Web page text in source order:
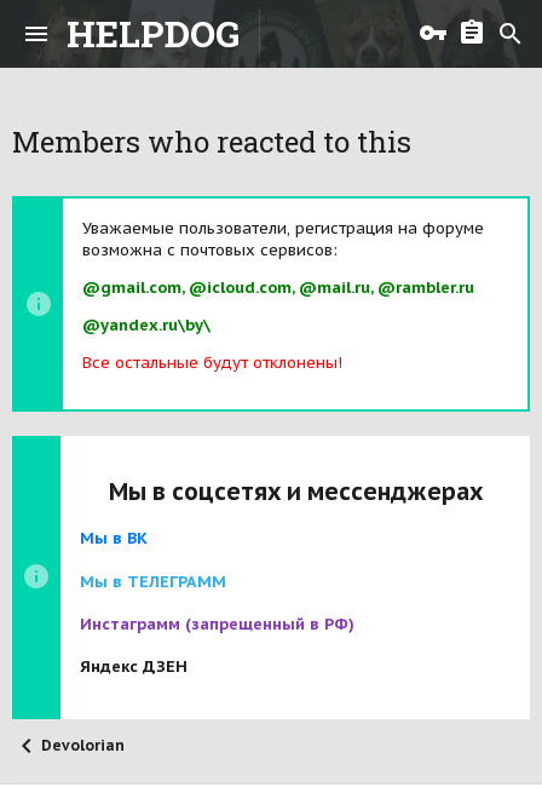
HELPDOG
Members who reacted to this
Уважаемые пользователи, регистрация на форуме
возможна с почтовых сервисов:
@gmail.com, @icloud.com, @mail.ru, @rambler.ru
@yandex.ru\by\
Все остальные будут отклонены!
Мы в соцсетях и мессенджерах
Мы в ВК
Мы в ТЕЛЕГРАММ
Инстаграмм (запрещенный в РФ)
Яндекс ДЗЕН
Devolorian